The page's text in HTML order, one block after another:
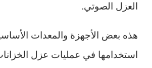
العزل الصوتي.
هذه بعض الأجهزة والمعدات
استخدامها في عمليات عزل